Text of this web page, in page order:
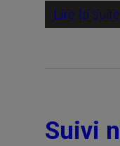
Lire la suite
Suivi